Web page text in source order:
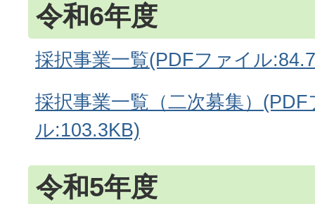
令和6年度
採択事業一覧(PDFファイル
採択事業一覧（二次募集）(PDF
ル:103.3KB)
令和5年度